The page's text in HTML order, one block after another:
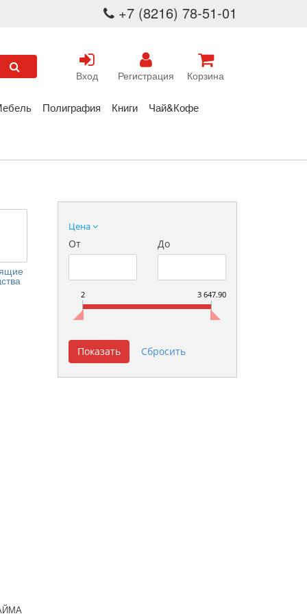
+7 (8216) 78-51-01
Вход Регистрация Корзина
Полиграфия Книги Чай&Кофе
Цена
От До
2 3 647.90